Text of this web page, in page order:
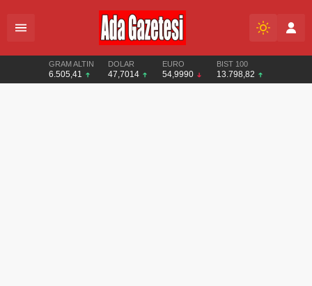
GRAM ALTIN
6.505,41
DOLAR
47,7014
EURO
54,9990
BIST 100
13.798,82